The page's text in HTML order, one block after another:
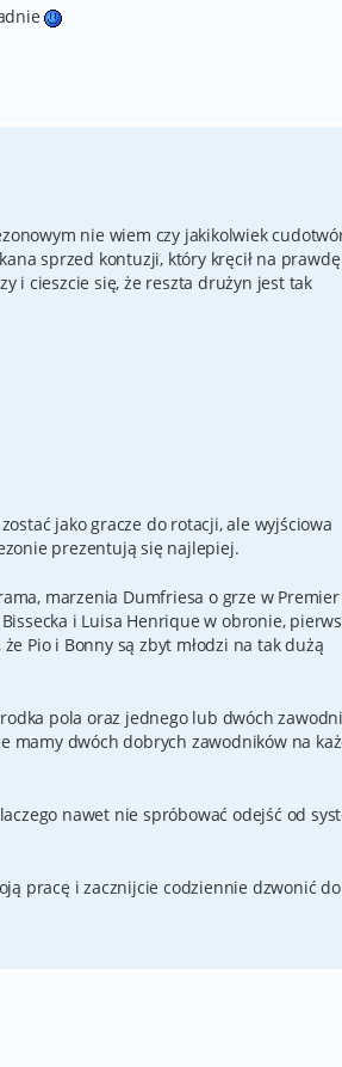
nie wiem czy jakikolwiek
sprzed kontuzji, który kręcił na prawdę
i cieszcie się, że reszta drużyn jest tak
jako gracze do rotacji, ale wyjściowa
prezentują się najlepiej.
marzenia Dumfriesa o grze w Premier
i Luisa Henrique w obronie,
Pio i Bonny są zbyt młodzi na tak dużą
pola oraz jednego lub dwóch
mamy dwóch dobrych zawodników na
nawet nie spróbować odejść od
pracę i zacznijcie codziennie dzwonić do